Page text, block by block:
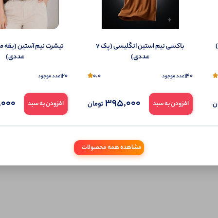
تمایل می‌توانید به صورت ناشناس نیز دیدگاه خود را ثبت کنید.
باکسی نیم استین انگلیسی (پک 7
عددی)
140عدد موجود 0.0
افزودن به سبد 395,000تومان
عددی)
120عدد موجود
افزودن به سبد
مشاهده همه محصولات